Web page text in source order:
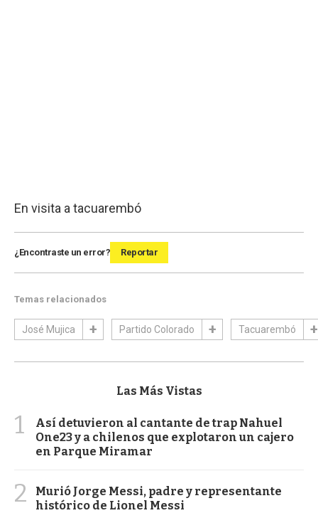
En visita a tacuarembó
¿Encontraste un error? Reportar
Temas relacionados
José Mujica Partido Colorado Tacuarembó
Las Más Vistas
1
Así detuvieron al cantante de trap Nahuel
One23 y a chilenos que explotaron un cajero
en Parque Miramar
2
Murió Jorge Messi, padre y representante
histórico de Lionel Messi